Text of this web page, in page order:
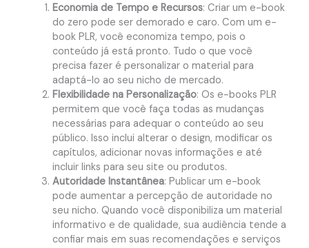
Economia de Tempo e Recursos: Criar um e-book
do zero pode ser demorado e caro. Com um e-
book PLR, você economiza tempo, pois o
conteúdo já está pronto. Tudo o que você
precisa fazer é personalizar o material para
adaptá-lo ao seu nicho de mercado.
Flexibilidade na Personalização: Os e-books PLR
permitem que você faça todas as mudanças
necessárias para adequar o conteúdo ao seu
público. Isso inclui alterar o design, modificar os
capítulos, adicionar novas informações e até
incluir links para seu site ou produtos.
Autoridade Instantânea: Publicar um e-book
pode aumentar a percepção de autoridade no
seu nicho. Quando você disponibiliza um material
informativo e de qualidade, sua audiência tende a
confiar mais em suas recomendações e serviços